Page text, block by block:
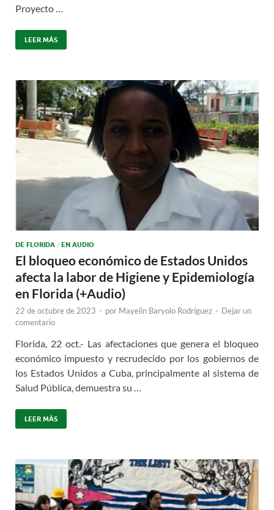
Proyecto …
LEER MÁS
DE FLORIDA / EN AUDIO
El bloqueo económico de Estados Unidos
afecta la labor de Higiene y Epidemiología
en Florida (+Audio)
22 de octubre de 2023 - por Mayelin Baryolo Rodríguez - Dejar un
comentario
Florida, 22 oct.- Las afectaciones que genera el bloqueo
económico impuesto y recrudecido por los gobiernos de
los Estados Unidos a Cuba, principalmente al sistema de
Salud Pública, demuestra su …
LEER MÁS